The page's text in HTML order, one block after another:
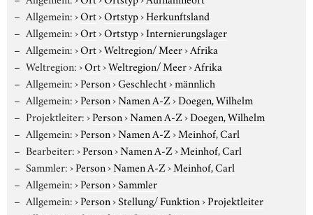
Allgemein:›Ort›Ortstyp›Herkunftsland
Allgemein:›Ort›Ortstyp›Internierungslager
Allgemein:›Ort›Weltregion/ Meer›Afrika
Weltregion:›Ort›Weltregion/ Meer›Afrika
Allgemein:›Person›Geschlecht›männlich
Allgemein:›Person›Namen A-Z›Doegen, Wilhelm
Projektleiter:›Person›Namen A-Z›Doegen, Wilhelm
Allgemein:›Person›Namen A-Z›Meinhof, Carl
Bearbeiter:›Person›Namen A-Z›Meinhof, Carl
Sammler:›Person›Namen A-Z›Meinhof, Carl
Allgemein:›Person›Sammler
Allgemein:›Person›Stellung/ Funktion›Projektleiter